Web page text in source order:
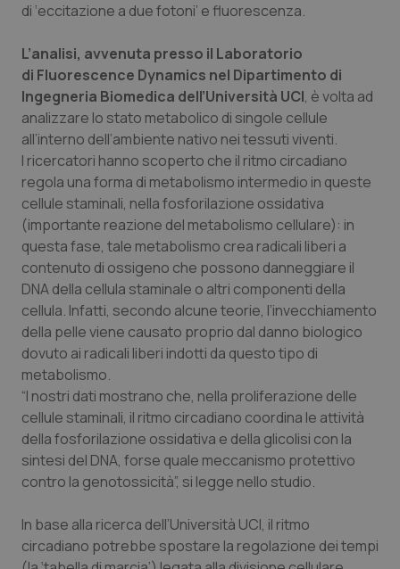
Sardegna
Sicilia
Toscana
Umbria
Valle D’Aosta
Veneto
Malattia di Crohn & Rettocolite Ulcerosa
Neuroscienze & patologie neurodegenerative
Obesità
Oftalmologia
Oncodermatologia
Oncoematologia
Oncologia & Nutrizione
Psoriasi & pelle
Quotidiano Cardiologia
Quotidiano Chirurgia
Quotidiano Oncologia
di ‘eccitazione a due fotoni’ e fluorescenza.
L’analisi, avvenuta presso il Laboratorio
di Fluorescence Dynamics nel Dipartimento di
Ingegneria Biomedica dell’Università UCI, è volta ad
analizzare lo stato metabolico di singole cellule
all’interno dell’ambiente nativo nei tessuti viventi.
I ricercatori hanno scoperto che il ritmo circadiano
regola una forma di metabolismo intermedio in queste
cellule staminali, nella fosforilazione ossidativa
(importante reazione del metabolismo cellulare): in
questa fase, tale metabolismo crea radicali liberi a
contenuto di ossigeno che possono danneggiare il
DNA della cellula staminale o altri componenti della
cellula. Infatti, secondo alcune teorie, l’invecchiamento
della pelle viene causato proprio dal danno biologico
dovuto ai radicali liberi indotti da questo tipo di
metabolismo.
“I nostri dati mostrano che, nella proliferazione delle
cellule staminali, il ritmo circadiano coordina le attività
della fosforilazione ossidativa e della glicolisi con la
sintesi del DNA, forse quale meccanismo protettivo
contro la genotossicità”, si legge nello studio.
In base alla ricerca dell’Università UCI, il ritmo
circadiano potrebbe spostare la regolazione dei tempi